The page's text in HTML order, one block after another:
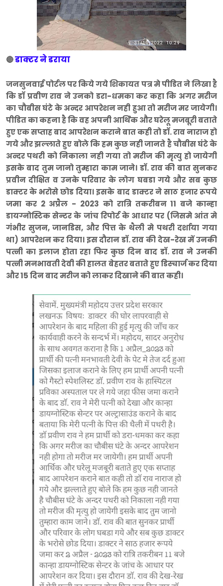
🔴डाक्टर ने डराया
जनसुनवाई पोर्टल पर किये गये शिकायत पत्र मे पीडित ने लिखा है
कि डाॅ प्रवीण राव ने उनको डरा-धमका कर कहा कि अगर मरीज
का चौबीस घंटे के अन्दर आपरेशन नही हुआ तो मरीज मर जायेगी।
पीडित का कहना है कि वह अपनी आर्थिक और घरेलू मजबूरी बताते
हुए एक सप्ताह बाद आपरेशन कराने बात कही तो डाॅ. राव नाराज हो
गये और झल्लाते हुए बोले कि हम कुछ नही जानते है चौबीस घंटे के
अन्दर पथरी को निकाला नही गया तो मरीज की मृत्यु हो जायेगी
इसके बाद तुम जानो तुम्हारा काम जाने। डाॅ. राव की बात सुनकर
प्रवीन दीक्षित व उनके परिवार के लोग घबडा गये और सब कुछ
डाक्टर के भरोसे छोड दिया। इसके बाद डाक्टर ने साठ हजार रूपये
जमा कर 2 अप्रैल - 2023 को रात्रि तकरीबन 11 बजे कान्हा
डायग्नोस्टिक सेन्टर के जांच रिपोर्ट के आधार पर (जिसमे आंत मे
गंभीर सुजन, जानडिस, और पित्त के थैली मे पथरी दर्शाया गया
था) आपरेशन कर दिया। इस दौरान डाॅ. राव की देख-रेख में उनकी
पत्नी का इलाज होता रहा फिर कुछ दिन बाद डाॅ. राव ने उनकी
पत्नी मनभावती देवी की हालत बेहतर बताते हुए डिस्चार्ज कर दिया
और 15 दिन बाद मरीज को लाकर दिखाने की बात कही।